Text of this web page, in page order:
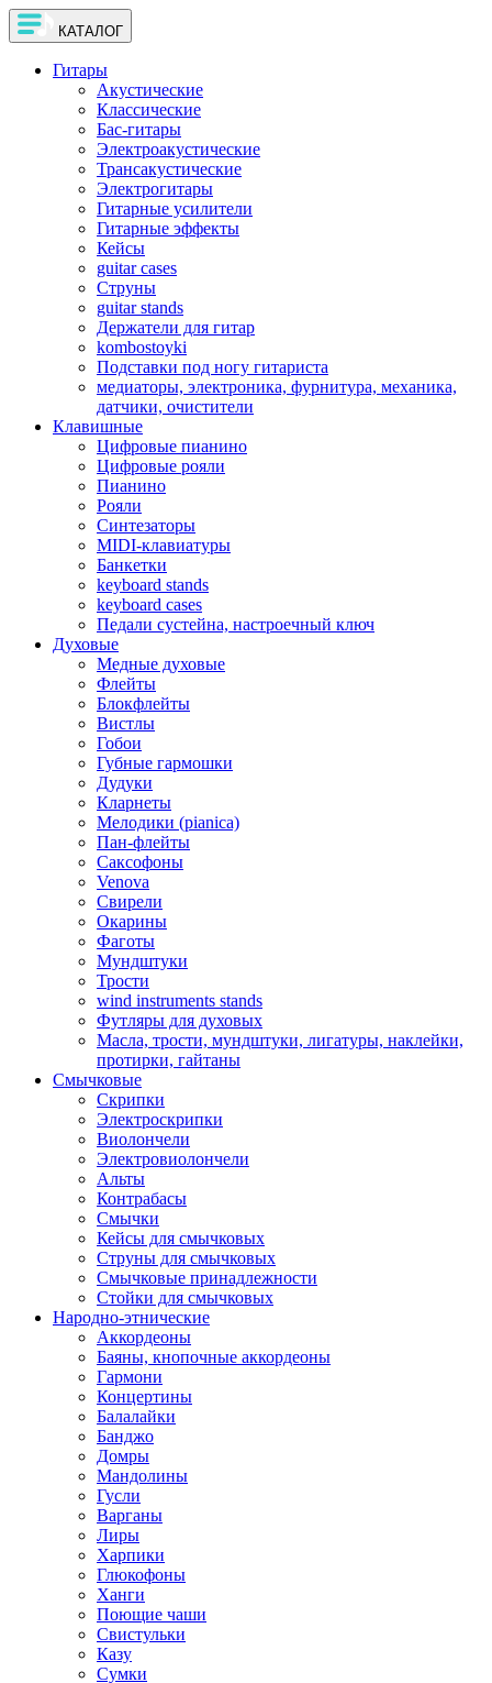
КАТАЛОГ
Гитары
Акустические
Классические
Бас-гитары
Электроакустические
Трансакустические
Электрогитары
Гитарные усилители
Гитарные эффекты
Кейсы
guitar cases
Струны
guitar stands
Держатели для гитар
kombostoyki
Подставки под ногу гитариста
медиаторы, электроника, фурнитура, механика,
датчики, очистители
Клавишные
Цифровые пианино
Цифровые рояли
Пианино
Рояли
Синтезаторы
MIDI-клавиатуры
Банкетки
keyboard stands
keyboard cases
Педали сустейна, настроечный ключ
Духовые
Медные духовые
Флейты
Блокфлейты
Вистлы
Гобои
Губные гармошки
Дудуки
Кларнеты
Мелодики (pianica)
Пан-флейты
Саксофоны
Venova
Свирели
Окарины
Фаготы
Мундштуки
Трости
wind instruments stands
Футляры для духовых
Масла, трости, мундштуки, лигатуры, наклейки,
протирки, гайтаны
Смычковые
Скрипки
Электроскрипки
Виолончели
Электровиолончели
Альты
Контрабасы
Смычки
Кейсы для смычковых
Струны для смычковых
Смычковые принадлежности
Стойки для смычковых
Народно-этнические
Аккордеоны
Баяны, кнопочные аккордеоны
Гармони
Концертины
Балалайки
Банджо
Домры
Мандолины
Гусли
Варганы
Лиры
Харпики
Глюкофоны
Ханги
Поющие чаши
Свистульки
Казу
Сумки